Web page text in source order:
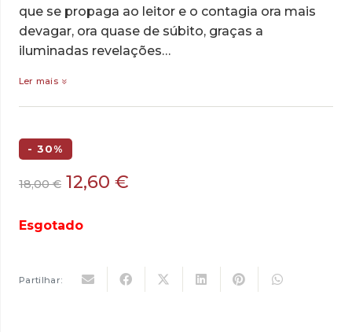
que se propaga ao leitor e o contagia ora mais
devagar, ora quase de súbito, graças a
iluminadas revelações…
Ler mais
- 30%
18,00€ O
original
12,60 €
Esgotado
Partilhar: